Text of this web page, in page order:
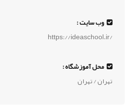
وب سایت :
https://ideaschool.ir/
محل آموزشگاه :
تهران / تهران